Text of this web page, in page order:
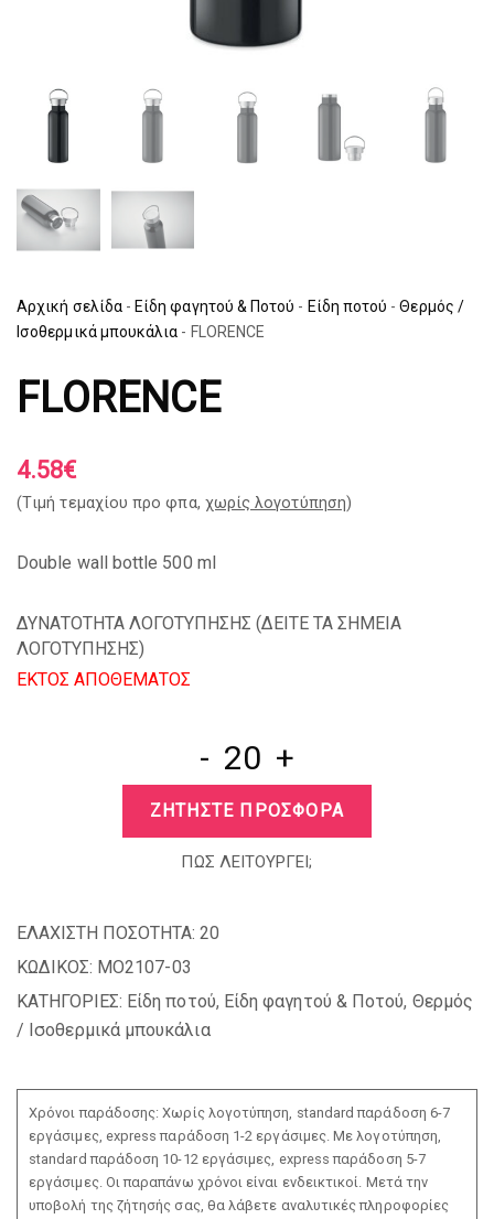
Αρχική σελίδα - Είδη φαγητού & Ποτού - Είδη ποτού - Θερμός /
Ισοθερμικά μπουκάλια - FLORENCE
FLORENCE
4.58€
(Tιμή τεμαχίου προ φπα, χωρίς λογοτύπηση)
Double wall bottle 500 ml
ΔΥΝΑΤΟΤΗΤΑ ΛΟΓΟΤΥΠΗΣΗΣ (ΔΕΙΤΕ ΤΑ ΣΗΜΕΙΑ
ΛΟΓΟΤΥΠΗΣΗΣ)
EKTOΣ ΑΠΟΘΕΜΑΤΟΣ
- +
ΖΗΤΗΣΤΕ ΠΡΟΣΦΟΡΑ
ΠΩΣ ΛΕΙΤΟΥΡΓΕΙ;
ΕΛΑΧΙΣΤΗ ΠΟΣΟΤΗΤΑ: 20
ΚΩΔΙΚΟΣ: MO2107-03
ΚΑΤΗΓΟΡΙΕΣ: Είδη ποτού, Είδη φαγητού & Ποτού, Θερμός
/ Ισοθερμικά μπουκάλια
Χρόνοι παράδοσης: Χωρίς λογοτύπηση, standard παράδοση 6-7
εργάσιμες, express παράδοση 1-2 εργάσιμες. Με λογοτύπηση,
standard παράδοση 10-12 εργάσιμες, express παράδοση 5-7
εργάσιμες. Οι παραπάνω χρόνοι είναι ενδεικτικοί. Μετά την
υποβολή της ζήτησής σας, θα λάβετε αναλυτικές πληροφορίες